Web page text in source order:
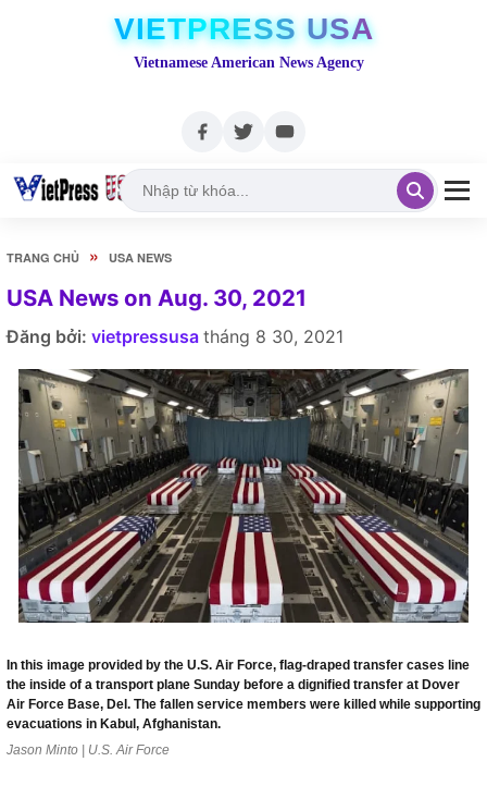
VIETPRESS USA
Vietnamese American News Agency
TRANG CHỦ » USA NEWS
USA News on Aug. 30, 2021
Đăng bởi: vietpressusa tháng 8 30, 2021
In this image provided by the U.S. Air Force, flag-draped transfer cases line
the inside of a transport plane Sunday before a dignified transfer at Dover
Air Force Base, Del. The fallen service members were killed while supporting
evacuations in Kabul, Afghanistan.
Jason Minto | U.S. Air Force